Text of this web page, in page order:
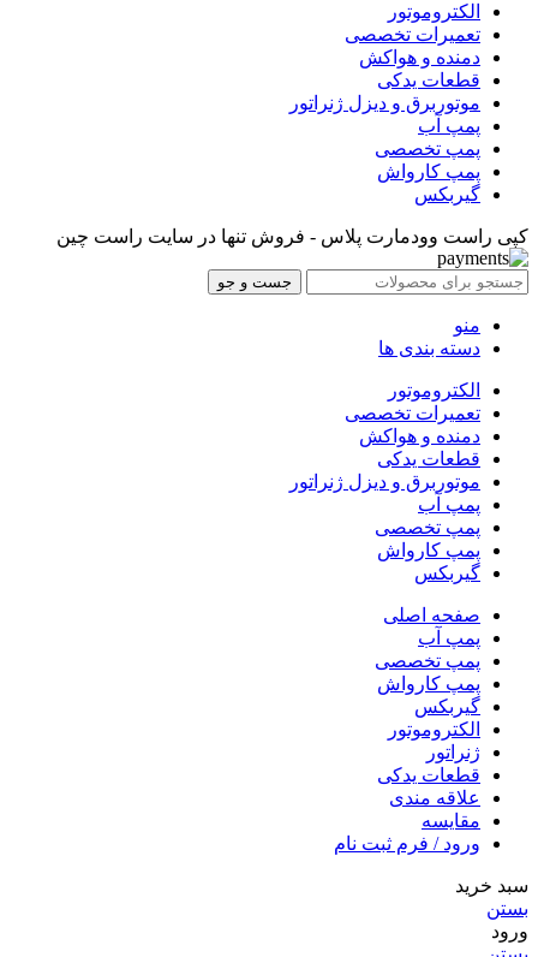
الکتروموتور
تعمیرات تخصصی
دمنده و هواکش
قطعات یدکی
موتوربرق و دیزل ژنراتور
پمپ آب
پمپ تخصصی
پمپ کارواش
گیربکس
کپی راست وودمارت پلاس - فروش تنها در سایت راست چین
جست و جو
منو
دسته بندی ها
الکتروموتور
تعمیرات تخصصی
دمنده و هواکش
قطعات یدکی
موتوربرق و دیزل ژنراتور
پمپ آب
پمپ تخصصی
پمپ کارواش
گیربکس
صفحه اصلی
پمپ آب
پمپ تخصصی
پمپ کارواش
گیربکس
الکتروموتور
ژنراتور
قطعات یدکی
علاقه مندی
مقایسه
ورود / فرم ثبت نام
سبد خرید
بستن
ورود